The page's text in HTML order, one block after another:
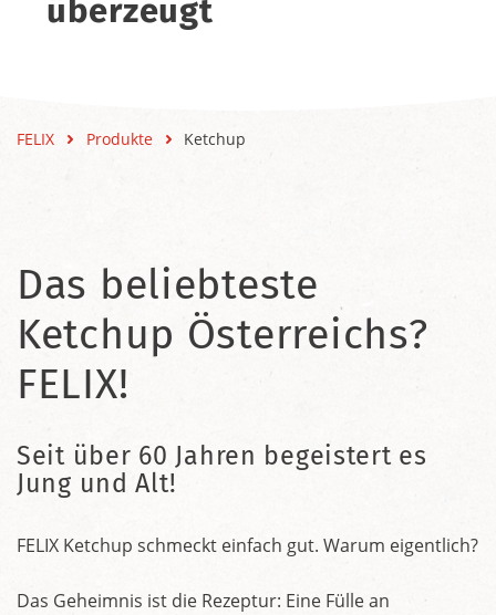
überzeugt
FELIX Produkte Ketchup
Das beliebteste
Ketchup Österreichs?
FELIX!
Seit über 60 Jahren begeistert es
Jung und Alt!
FELIX Ketchup schmeckt einfach gut. Warum eigentlich?
Das Geheimnis ist die Rezeptur: Eine Fülle an